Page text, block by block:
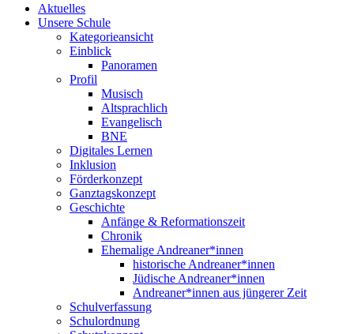
Aktuelles
Unsere Schule
Kategorieansicht
Einblick
Panoramen
Profil
Musisch
Altsprachlich
Evangelisch
BNE
Digitales Lernen
Inklusion
Förderkonzept
Ganztagskonzept
Geschichte
Anfänge & Reformationszeit
Chronik
Ehemalige Andreaner*innen
historische Andreaner*innen
Jüdische Andreaner*innen
Andreaner*innen aus jüngerer Zeit
Schulverfassung
Schulordnung